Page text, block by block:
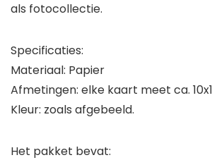
als fotocollectie.
Specificaties:
Materiaal: Papier
Afmetingen: elke kaart meet ca.
Kleur: zoals afgebeeld.
Het pakket bevat: